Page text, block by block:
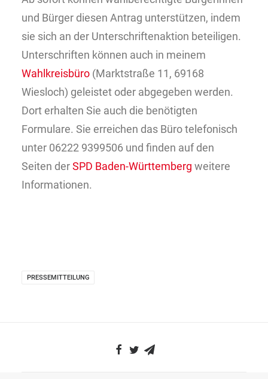
und Bürger diesen Antrag unterstützen, indem
sie sich an der Unterschriftenaktion beteiligen.
Unterschriften können auch in meinem
Wahlkreisbüro (Marktstraße 11, 69168
Wiesloch) geleistet oder abgegeben werden.
Dort erhalten Sie auch die benötigten
Formulare. Sie erreichen das Büro telefonisch
unter 06222 9399506 und finden auf den
Seiten derSPD Baden-Württemberg weitere
Informationen.
PRESSEMITTEILUNG